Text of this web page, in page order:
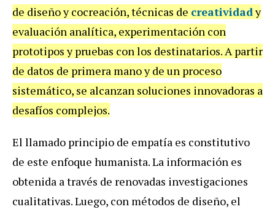
de diseño y cocreación, técnicas de creatividady
evaluación analítica, experimentación con
prototipos y pruebas con los destinatarios. A partir
de datos de primera mano y de un proceso
sistemático, se alcanzan soluciones innovadoras a
desafíos complejos.
El llamado principio de empatía es constitutivo
de este enfoque humanista. La información es
obtenida a través de renovadas investigaciones
cualitativas. Luego, con métodos de diseño, el